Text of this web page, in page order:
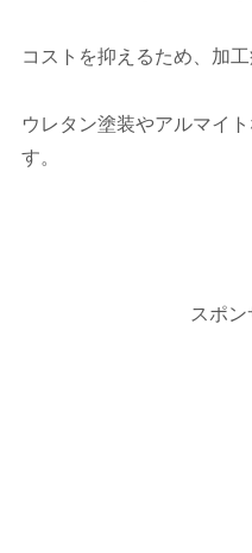
コストを抑えるため、加
ウレタン塗装やアルマイ
す。
スポン